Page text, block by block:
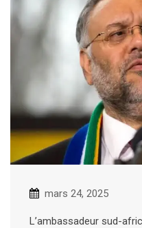
mars 24, 2025
L’ambassadeur sud-